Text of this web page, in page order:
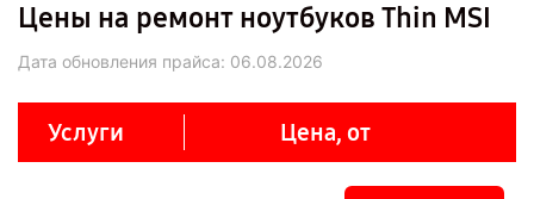
Цены на ремонт ноутбуков Thin MSI
Дата обновления прайса: 06.08.2026
Услуги Цена, от